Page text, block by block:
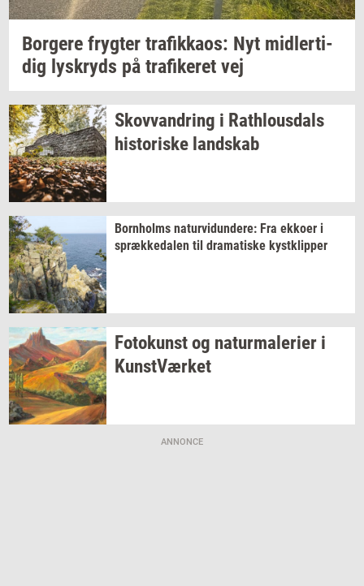
Bor­ge­re fryg­ter tra­fik­ka­os: Nyt mid­ler­ti­
dig lys­kryds på tra­fi­ke­ret vej
Sko­vvan­dring i Rat­hlous­dals
hi­sto­ri­ske land­skab
Born­holms na­tur­vi­dun­de­re: Fra ek­ko­er i
spræk­ke­da­len til dra­ma­ti­ske kyst­klip­per
Fo­to­kunstog na­tur­ma­le­ri­er i
Kunst­Vær­ket
ANNONCE